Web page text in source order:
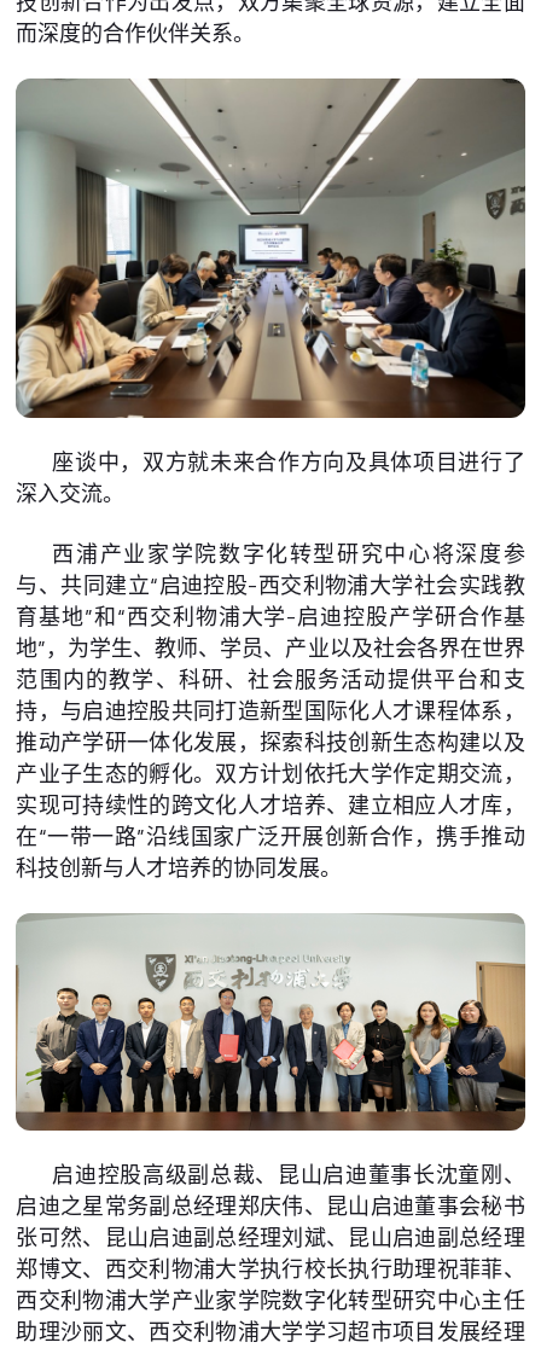
而深度的合作伙伴关系。
座谈中，双方就未来合作方向及具体项目进行了
深入交流。
西浦产业家学院数字化转型研究中心将深度参
与、共同建立“启迪控股-西交利物浦大学社会实践教
育基地”和“西交利物浦大学-启迪控股产学研合作基
地”，为学生、教师、学员、产业以及社会各界在世界
范围内的教学、科研、社会服务活动提供平台和支
持，与启迪控股共同打造新型国际化人才课程体系，
推动产学研一体化发展，探索科技创新生态构建以及
产业子生态的孵化。双方计划依托大学作定期交流，
实现可持续性的跨文化人才培养、建立相应人才库，
在“一带一路”沿线国家广泛开展创新合作，携手推动
科技创新与人才培养的协同发展。
启迪控股高级副总裁、昆山启迪董事长沈童刚、
启迪之星常务副总经理郑庆伟、昆山启迪董事会秘书
张可然、昆山启迪副总经理刘斌、昆山启迪副总经理
郑博文、西交利物浦大学执行校长执行助理祝菲菲、
西交利物浦大学产业家学院数字化转型研究中心主任
助理沙丽文、西交利物浦大学学习超市项目发展经理